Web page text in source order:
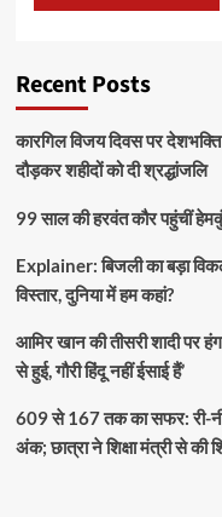
Recent Posts
कारगिल विजय दिवस पर
दौड़कर शहीदों को दी श्रद्धांजलि
99 साल की हरवंत कौर पहुंचीं
Explainer: बिजली का बड़ा
विस्तार, दुनिया में हम कहां?
आमिर खान की तीसरी शादी पर
से हुई, गौरी हिंदू नहीं ईसाई हैं’
609 से 167 तक का सफर: री-
अंक; छात्रा ने शिक्षा मंत्री से की